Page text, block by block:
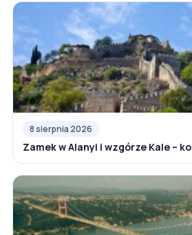
8 sierpnia 2026
Zamek w Alanyi i wzgórze Kale –